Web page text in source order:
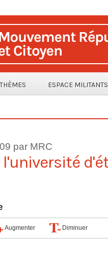
THÈMES ESPACE MILITANTS
par MRC
l'université
Augmenter Diminuer